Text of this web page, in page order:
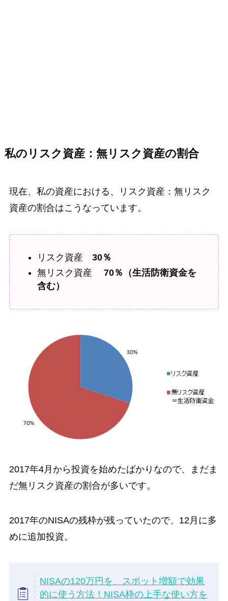
私のリスク資産：無リスク資産の割合
現在、私の資産における、リスク資産：無リスク
資産の割合はこうなっています。
リスク資産 30％
無リスク資産 70％（生活防衛資金を
含む）
2017年4月から投資を始めたばかりなので、まだま
だ無リスク資産の割合が多いです。
2017年のNISAの残枠が残っていたので、12月に多
めに追加投資。
NISAの120万円を、スポット増額で効果
的に使う方法！NISA枠の上手な使い方を